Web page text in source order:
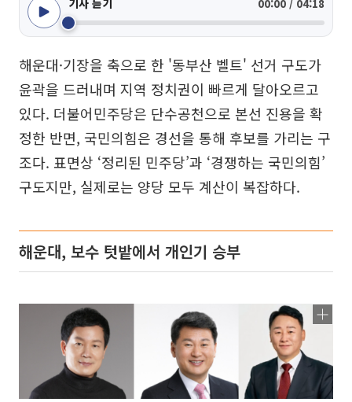
기사 듣기 00:00 / 04:18
해운대·기장을 축으로 한 '동부산 벨트' 선거 구도가
윤곽을 드러내며 지역 정치권이 빠르게 달아오르고
있다. 더불어민주당은 단수공천으로 본선 진용을 확
정한 반면, 국민의힘은 경선을 통해 후보를 가리는 구
조다. 표면상 ‘정리된 민주당’과 ‘경쟁하는 국민의힘’
구도지만, 실제로는 양당 모두 계산이 복잡하다.
해운대, 보수 텃밭에서 개인기 승부